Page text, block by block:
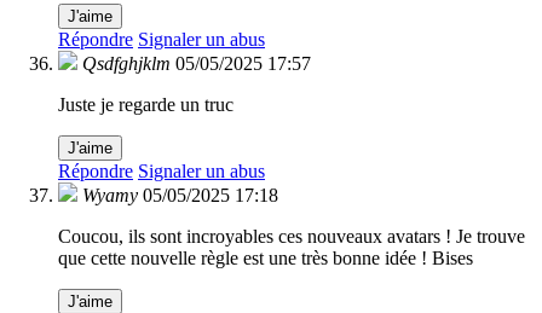
J'aime
Répondre Signaler un abus
Qsdfghjklm 05/05/2025 17:57
Juste je regarde un truc
J'aime
Répondre Signaler un abus
Wyamy 05/05/2025 17:18
Coucou, ils sont incroyables ces nouveaux avatars ! Je trouve
que cette nouvelle règle est une très bonne idée ! Bises
J'aime